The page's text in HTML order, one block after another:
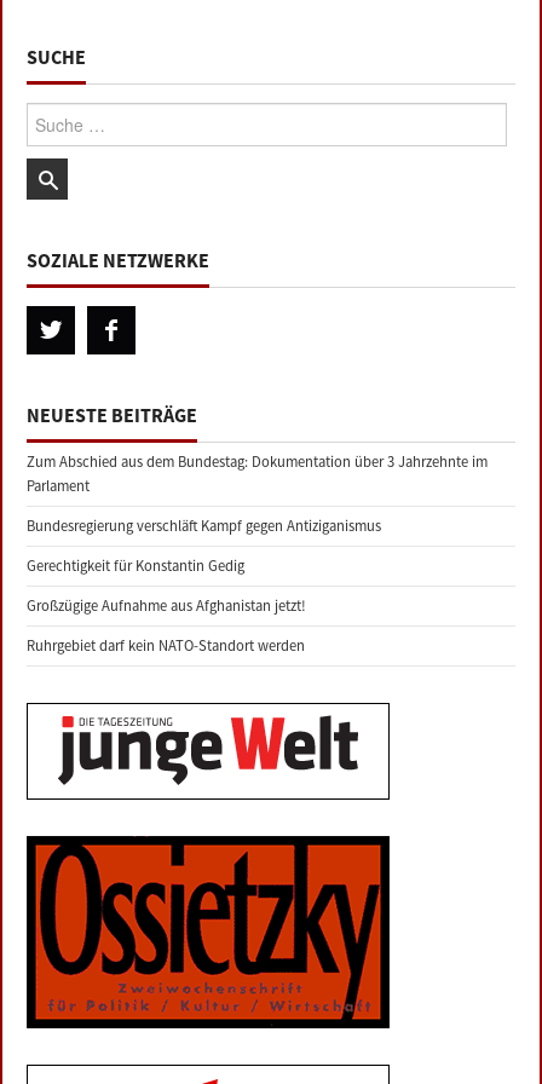
SUCHE
Suche:
SOZIALE NETZWERKE
NEUESTE BEITRÄGE
Zum Abschied aus dem Bundestag: Dokumentation über 3 Jahrzehnte im
Parlament
Bundesregierung verschläft Kampf gegen Antiziganismus
Gerechtigkeit für Konstantin Gedig
Großzügige Aufnahme aus Afghanistan jetzt!
Ruhrgebiet darf kein NATO-Standort werden